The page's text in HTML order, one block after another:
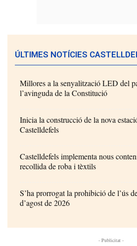
ÚLTIMES NOTÍCIES
Millores a la senyalització LED del
l’avinguda de la Constitució
Inicia la construcció de la nova
Castelldefels
Castelldefels implementa nous
recollida de roba i tèxtils
S’ha prorrogat la prohibició de l’ús
d’agost de 2026
- Publicitat -